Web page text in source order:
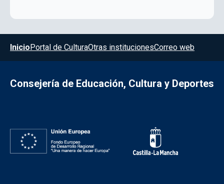
Menú del pie
InicioPortal de CulturaOtras institucionesCorreo web
Consejería de Educación, Cultura y Deportes